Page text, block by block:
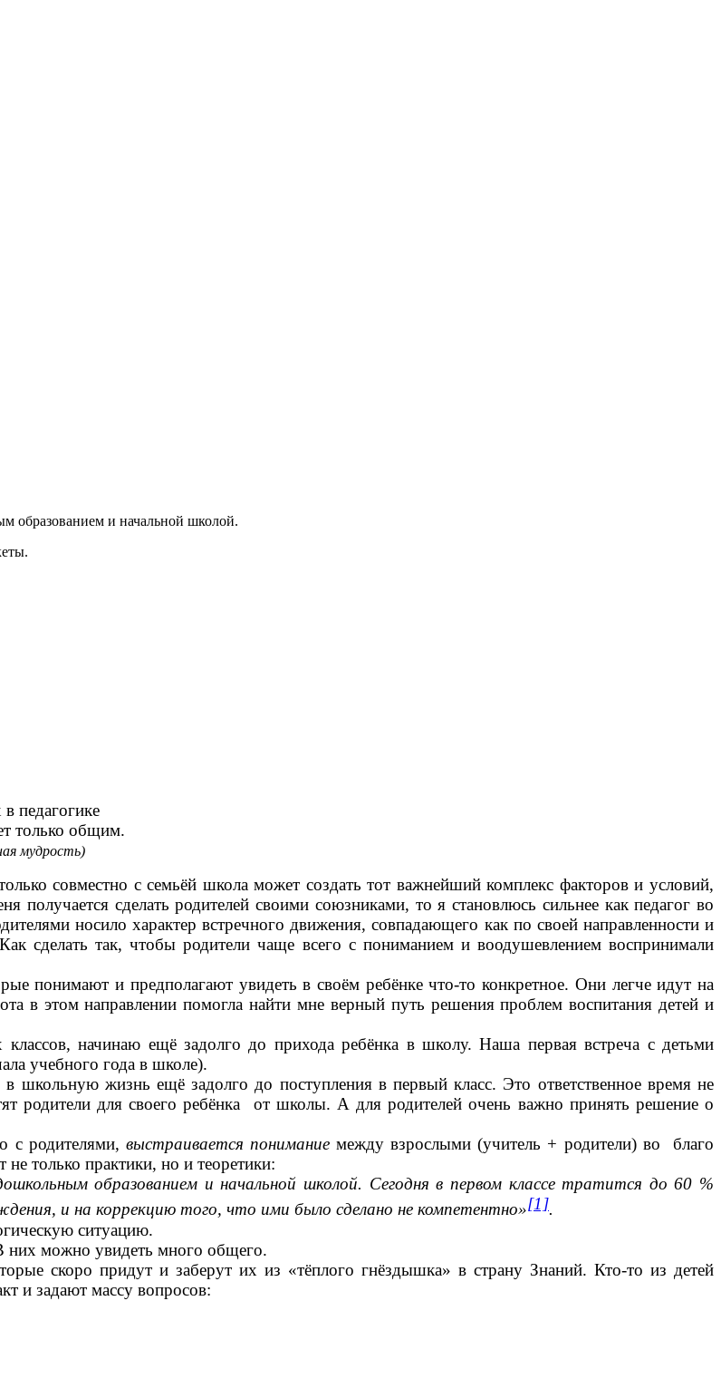
образованием и начальной школой.
мудрость)
совместно с семьёй школа может создать тот важнейший комплекс факторов и условий,
получается сделать родителей своими союзниками, то я становлюсь сильнее как педагог во
носило характер встречного движения, совпадающего как по своей направленности и
сделать так, чтобы родители чаще всего с пониманием и воодушевлением воспринимали
понимают и предполагают увидеть в своём ребёнке что-то конкретное. Они легче идут на
в этом направлении помогла найти мне верный путь решения проблем воспитания детей и
начинаю ещё задолго до прихода ребёнка в школу. Наша первая встреча с детьми
учебного года в школе).
школьную жизнь ещё задолго до поступления в первый класс. Это ответственное время не
родители для своего ребёнка от школы. А для родителей очень важно принять решение о
с родителями, выстраивается пониманиемежду взрослыми (учитель + родители) во благо
не только практики, но и теоретики:
образованием и начальной школой. Сегодня в первом классе тратится до 60 %
и на коррекцию того, что ими было сделано не компетентно»[1].
ситуацию.
них можно увидеть много общего.
скоро придут и заберут их из «тёплого гнёздышка» в страну Знаний. Кто-то из детей
и задают массу вопросов: